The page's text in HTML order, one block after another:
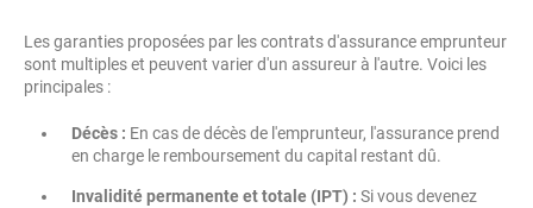
Les garanties proposées par les contrats d'assurance emprunteur
sont multiples et peuvent varier d'un assureur à l'autre. Voici les
principales :
Décès : En cas de décès de l'emprunteur, l'assurance prend
en charge le remboursement du capital restant dû.
Invalidité permanente et totale (IPT) : Si vous devenez